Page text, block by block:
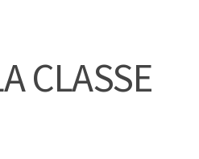
CLASSE